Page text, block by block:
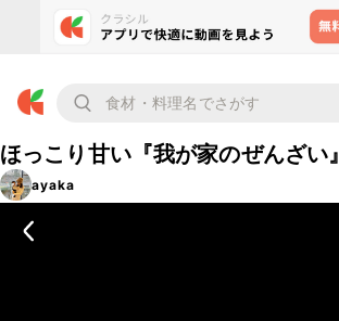
ほっこり甘い『我が家のぜんざい』
ayaka